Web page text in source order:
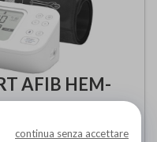
AFIB HEM-
continua senza accettare